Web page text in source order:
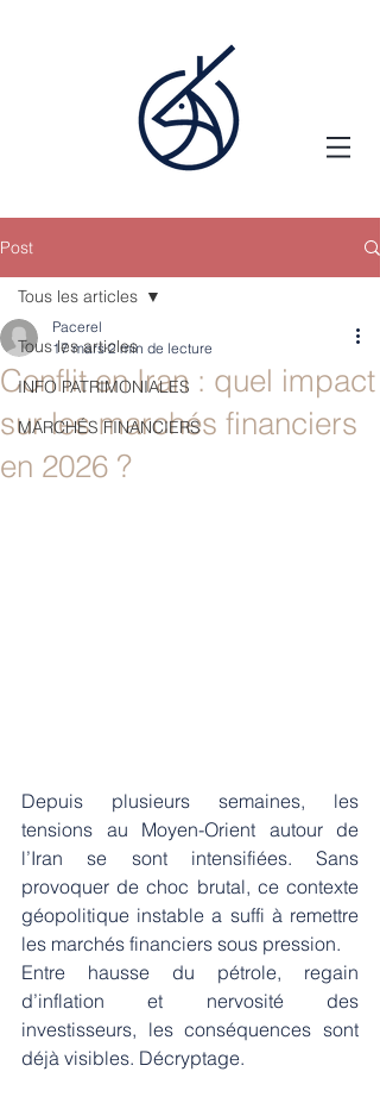
Post
Tous les articles
INFO PATRIMONIALES
MARCHÉS FINANCIERS
Tous les articles
Conflit en Iran : quel impact
sur les marchés financiers
en 2026 ?
Pacerel
17 mars 2 min de lecture
Depuis plusieurs semaines, les
tensions au Moyen-Orient autour de
l’Iran se sont intensifiées. Sans
provoquer de choc brutal, ce contexte
géopolitique instable a suffi à remettre
les marchés financiers sous pression.
Entre hausse du pétrole, regain
d’inflation et nervosité des
investisseurs, les conséquences sont
déjà visibles. Décryptage.